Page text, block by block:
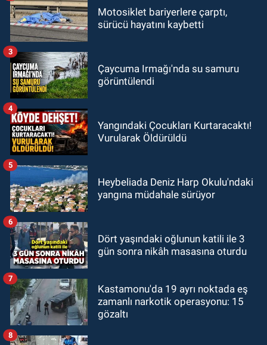
Motosiklet bariyerlere çarptı,
sürücü hayatını kaybetti
Çaycuma Irmağı'nda su samuru
görüntülendi
3
Yangındaki Çocukları Kurtaracaktı!
Vurularak Öldürüldü
4
Heybeliada Deniz Harp Okulu'ndaki
yangına müdahale sürüyor
5
Dört yaşındaki oğlunun katili ile 3
gün sonra nikâh masasına oturdu
6
Kastamonu'da 19 ayrı noktada eş
zamanlı narkotik operasyonu: 15
gözaltı
7
8